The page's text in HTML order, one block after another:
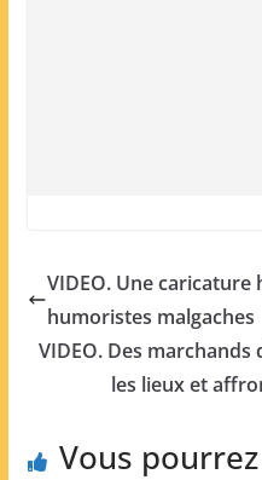
VIDEO. Une
humoristes malgaches
VIDEO. Des
les lieux et
Vous